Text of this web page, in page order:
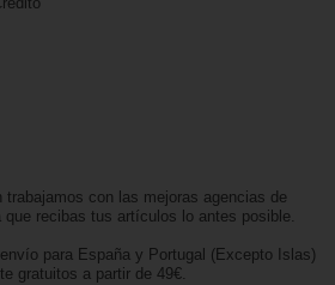
trabajamos con las mejoras agencias de
que recibas tus artículos lo antes posible.
para España y Portugal (Excepto Islas)
gratuitos a partir de 49€.